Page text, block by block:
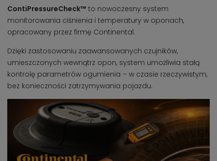
ContiPressureCheck™ to nowoczesny system
monitorowania ciśnienia i temperatury w oponach,
opracowany przez firmę Continental.
Dzięki zastosowaniu zaawansowanych czujników,
umieszczonych wewnątrz opon, system umożliwia stałą
kontrolę parametrów ogumienia – w czasie rzeczywistym,
bez konieczności zatrzymywania pojazdu.